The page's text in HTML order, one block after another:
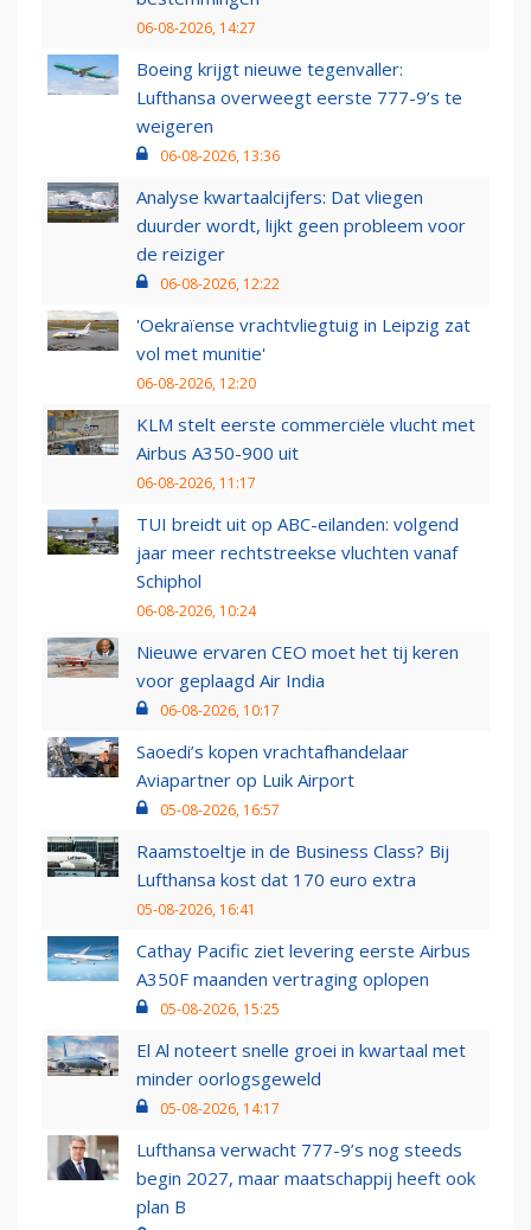
06-08-2026, 14:27
Boeing krijgt nieuwe tegenvaller:
Lufthansa overweegt eerste 777-9’s te
weigeren
06-08-2026, 13:36
Analyse kwartaalcijfers: Dat vliegen
duurder wordt, lijkt geen probleem voor
de reiziger
06-08-2026, 12:22
'Oekraïense vrachtvliegtuig in Leipzig zat
vol met munitie'
06-08-2026, 12:20
KLM stelt eerste commerciële vlucht met
Airbus A350-900 uit
06-08-2026, 11:17
TUI breidt uit op ABC-eilanden: volgend
jaar meer rechtstreekse vluchten vanaf
Schiphol
06-08-2026, 10:24
Nieuwe ervaren CEO moet het tij keren
voor geplaagd Air India
06-08-2026, 10:17
Saoedi’s kopen vrachtafhandelaar
Aviapartner op Luik Airport
05-08-2026, 16:57
Raamstoeltje in de Business Class? Bij
Lufthansa kost dat 170 euro extra
05-08-2026, 16:41
Cathay Pacific ziet levering eerste Airbus
A350F maanden vertraging oplopen
05-08-2026, 15:25
El Al noteert snelle groei in kwartaal met
minder oorlogsgeweld
05-08-2026, 14:17
Lufthansa verwacht 777-9’s nog steeds
begin 2027, maar maatschappij heeft ook
plan B